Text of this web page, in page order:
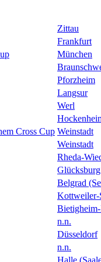
Zittau
Frankfurt
München
Pforzheim
Langsur
Werl
Cross Cup Weinstadt
Weinstadt
Rheda-
Glücksburg
Belgrad
Kottweiler-
n.n.
Düsseldorf
n.n.
Halle